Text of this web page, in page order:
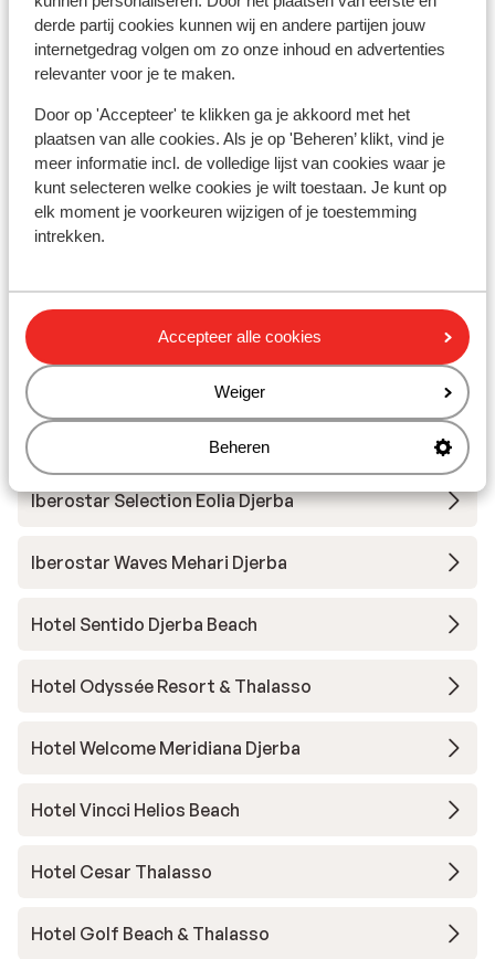
derde partij cookies kunnen wij en andere partijen jouw
internetgedrag volgen om zo onze inhoud en advertenties
relevanter voor je te maken.
Door op 'Accepteer' te klikken ga je akkoord met het
plaatsen van alle cookies. Als je op 'Beheren’ klikt, vind je
meer informatie incl. de volledige lijst van cookies waar je
kunt selecteren welke cookies je wilt toestaan. Je kunt op
elk moment je voorkeuren wijzigen of je toestemming
intrekken.
Accepteer alle cookies
Weiger
Beheren
we moest de koffers allemaal van voor
komen zetten ,enkel van 1 persoon mocht
de bagage op die kamer blijven staan, echt
receptie , als we aankwamen moesten we
voor 10 nachten elk 40 euro per persoon
tax betalen,dus 5 x 40 euro ,, bij navraag
blijkt dat bedrag per persoon ook niet te
kloppen,, conclusie receptie totaal
In de buurt
Aan het strand (zandstrand, ligstoelen (gratis) ,
parasol (gratis) )
Centrum: 6 km
Luchthaven: 30 km
Ook interessant voor jou
Andere accommodaties in Djerba
Iberostar Selection Eolia Djerba
Iberostar Waves Mehari Djerba
Hotel Sentido Djerba Beach
Hotel Odyssée Resort & Thalasso
Hotel Welcome Meridiana Djerba
Hotel Vincci Helios Beach
Hotel Cesar Thalasso
Hotel Golf Beach & Thalasso